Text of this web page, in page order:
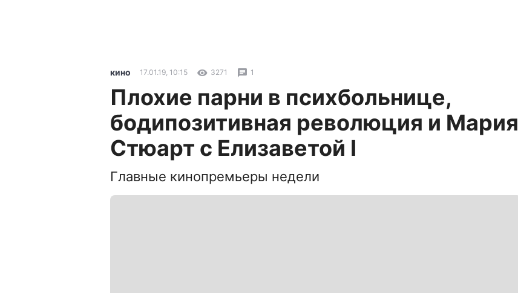
кино 17.01.19, 10:15 3271 1
Плохие парни в психбольнице,
бодипозитивная революция и Мария
Стюарт с Елизаветой I
Главные кинопремьеры недели